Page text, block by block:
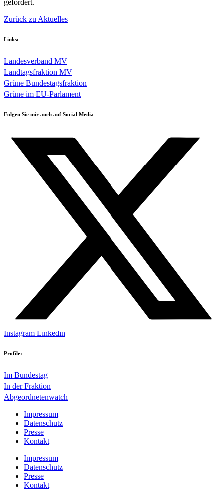
gefördert.
Zurück zu Aktuelles
Links:
Landesverband MV
Landtagsfraktion MV
Grüne Bundestagsfraktion
Grüne im EU-Parlament
Folgen Sie mir auch auf Social Media
Instagram Linkedin
Profile:
Im Bundestag
In der Fraktion
Abgeordnetenwatch
Impressum
Datenschutz
Presse
Kontakt
Impressum
Datenschutz
Presse
Kontakt